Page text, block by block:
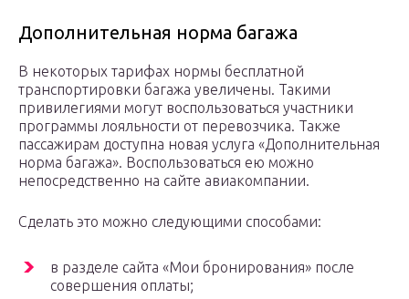
Дополнительная норма багажа
В некоторых тарифах нормы бесплатной
транспортировки багажа увеличены. Такими
привилегиями могут воспользоваться участники
программы лояльности от перевозчика. Также
пассажирам доступна новая услуга «Дополнительная
норма багажа». Воспользоваться ею можно
непосредственно на сайте авиакомпании.
Сделать это можно следующими способами:
в разделе сайта «Мои бронирования» после
совершения оплаты;